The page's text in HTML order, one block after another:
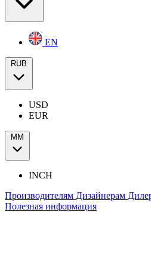
EN
RUB
USD
EUR
ММ
INCH
Производителям Дизайнерам
Полезная информация